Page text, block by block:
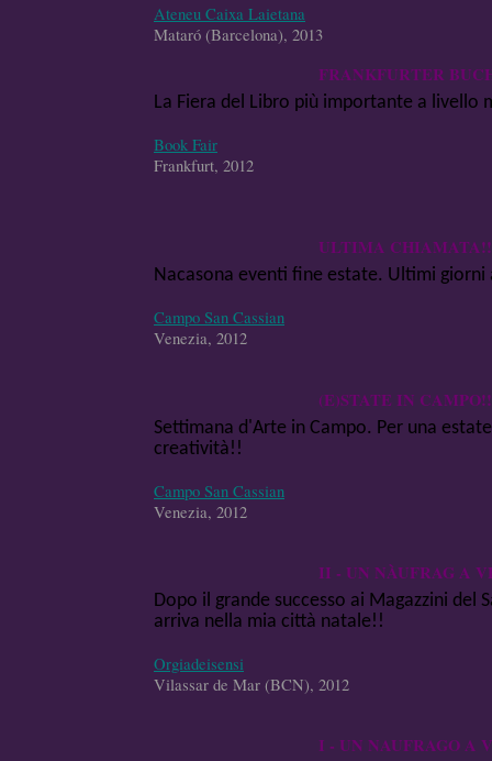
Ateneu Caixa Laietana
Mataró (Barcelona), 2013
FRANKFURTER
La Fiera del Libro più importante a livello
Book Fair
Frankfurt, 2012
ULTIMA CHIAMATA!!
Nacasona eventi fine estate. Ultimi
Campo San Cassian
Venezia, 2012
(E)STATE IN CAMPO!!
Settimana d'Arte in Campo. Per una
creatività!!
Campo San Cassian
Venezia, 2012
II - UN NÀUFRAG A
Dopo il grande successo ai Magazzini del
arriva nella mia città natale!!
Orgiadeisensi
Vilassar de Mar (BCN), 2012
I - UN NAUFRAGO A